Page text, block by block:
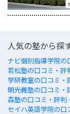
人気の塾から探
ナビ個別指導学院
若松塾の口コミ・評
学研教室の口コミ・
明光義塾の口コミ・
森塾の口コミ・評判
セイハ英語学院の